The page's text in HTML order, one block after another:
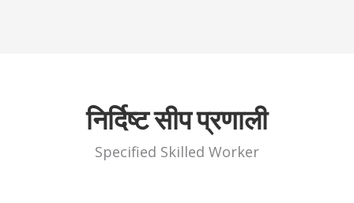
निर्दिष्ट सीप प्रणाली
Specified Skilled Worker